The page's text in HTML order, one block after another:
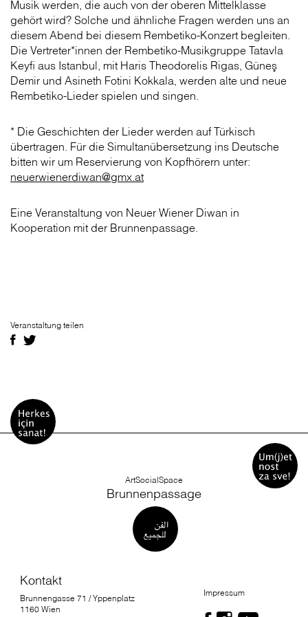
Musik werden, die auch von der oberen Mittelklasse
gehört wird? Solche und ähnliche Fragen werden uns an
diesem Abend bei diesem Rembetiko-Konzert begleiten.
Die Vertreter*innen der Rembetiko-Musikgruppe Tatavla
Keyfi aus Istanbul, mit Haris Theodorelis Rigas, Güneş
Demir und Asineth Fotini Kokkala, werden alte und neue
Rembetiko-Lieder spielen und singen.
* Die Geschichten der Lieder werden auf Türkisch
übertragen. Für die Simultanüber­setzung ins Deutsche
bitten wir um Reservierung von Kopfhörern unter:
neuerwienerdiwan@gmx.at
Eine Veranstaltung von Neuer Wiener Diwan in
Kooperation mit der Brunnenpassage.
Veranstaltung teilen
ArtSocialSpace
Brunnenpassage
Kontakt
Brunnengasse 71 / Yppenplatz
1160 Wien
Impressum